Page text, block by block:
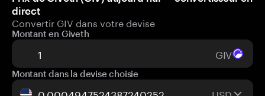
direct
Convertir GIV dans votre devise
Montant en Giveth
GIV
Montant dans la devise choisie